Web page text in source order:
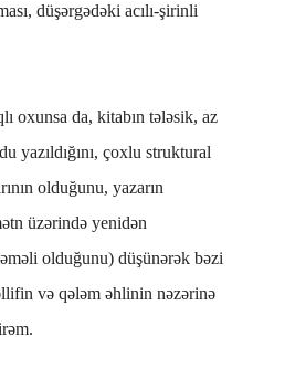
düşərgədəki acılı-şirinli
oxunsa da, kitabın tələsik, az
yazıldığını, çoxlu struktural
olduğunu, yazarın
üzərində yenidən
olduğunu) düşünərək bəzi
və qələm əhlinin nəzərinə